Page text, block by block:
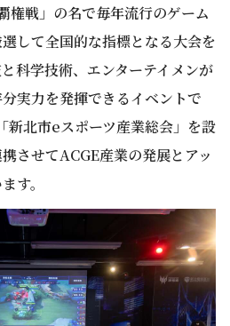
権戦」の名で毎年流行のゲーム
して全国的な指標となる大会を
科学技術、エンターテイメンが
実力を発揮できるイベントで
新北市eスポーツ産業総会」を設
させてACGE産業の発展とアッ
す。